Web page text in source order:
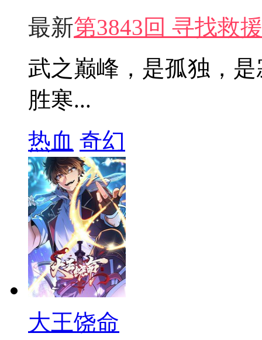
最新第3843回 寻找救
武之巅峰，是孤独，
胜寒...
热血 奇幻
大王饶命